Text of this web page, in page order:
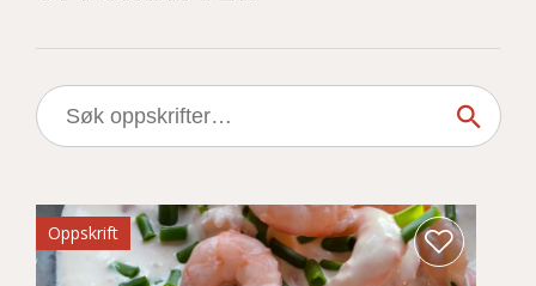
Søk
etter:
Oppskrift